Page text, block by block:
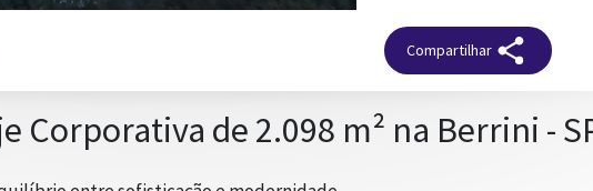
Compartilhar
Corporativa de 2.098 m² na Berrini -